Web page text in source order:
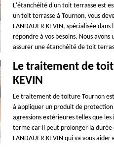
L'étanchéité d'un toit terrasse est
un toit terrasse à Tournon, vous
LANDAUER KEVIN, spécialisée
répondre à vos besoins. Nous
assurer une étanchéité de toit
Le traitement de
KEVIN
Le traitement de toiture Tournon
à appliquer un produit de
agressions extérieures telles que
terme car il peut prolonger la durée
LANDAUER KEVIN qui va vous